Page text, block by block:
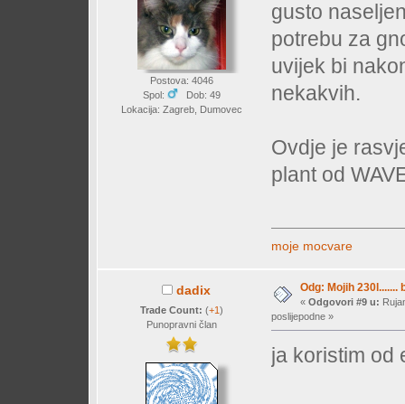
Postova: 4046
Spol:
Dob: 49
Lokacija: Zagreb, Dumovec
gusto
potrebu za
uvijek bi
nekakvih.
Ovdje je
plant od
moje mocvare
dadix
Trade Count: (+1)
Punopravni član
Odg: Mojih 230l.......
« Odgovori #9 u:
poslijepodne »
ja koristim